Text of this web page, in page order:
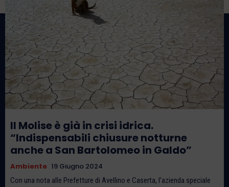
Il Molise è già in crisi idrica.
“Indispensabili chiusure notturne
anche a San Bartolomeo in Galdo”
Ambiente 19 Giugno 2024
Con una nota alle Prefetture di Avellino e Caserta, l’azienda speciale